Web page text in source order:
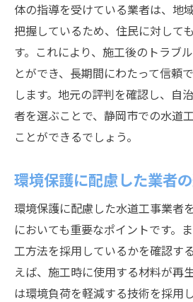
体の指導を受けている業者は、地
把握しているため、住民に対して
す。これにより、施工後のトラブ
とができ、長期間にわたって信頼
します。地元の評判を確認し、自
者を選ぶことで、静岡市での水道
ことができるでしょう。
環境保護に配慮した業者
環境保護に配慮した水道工事業者
においても重要なポイントです。
工方法を採用しているかを確認す
えば、施工時に使用する材料が再
は環境負荷を軽減する技術を採用